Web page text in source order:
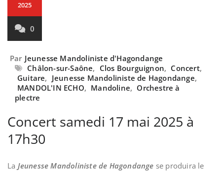
2025
0
Par Jeunesse Mandoliniste d'Hagondange
Châlon-sur-Saône, Clos Bourguignon, Concert,
Guitare, Jeunesse Mandoliniste de Hagondange,
MANDOL'IN ECHO, Mandoline, Orchestre à
plectre
Concert samedi 17 mai 2025 à
17h30
La Jeunesse Mandoliniste de Hagondange se produira le